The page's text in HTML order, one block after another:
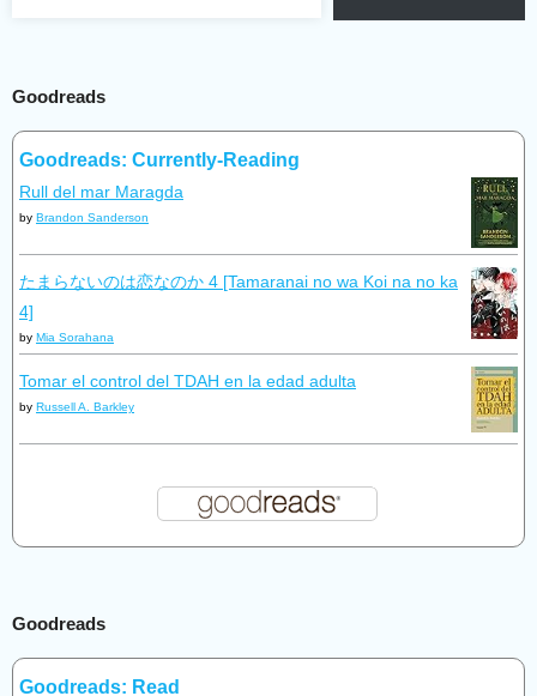
Goodreads
Goodreads: Currently-Reading
Rull del mar Maragda
by Brandon Sanderson
たまらないのは恋なのか 4 [Tamaranai no wa Koi na no ka
4]
by Mia Sorahana
Tomar el control del TDAH en la edad adulta
by Russell A. Barkley
Goodreads
Goodreads: Read